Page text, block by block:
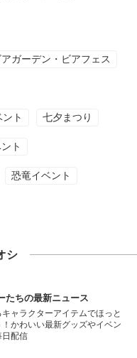
アガーデン・ビアフェス
ト 七夕まつり
ト
恐竜イベント
シ
たちの最新ニュース
ャラクターアイテムでほっと
かわいい最新グッズやイベン
日配信